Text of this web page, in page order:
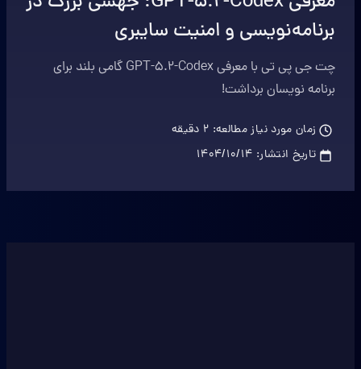
برنامه‌نویسی و امنیت سایبری
چت جی پی تی با معرفی GPT-5.2-Codex گامی بلند برای
برنامه نویسان برداشت!
زمان مورد نیاز مطالعه: 2 دقیقه
تاریخ انتشار: ۱۴۰۴/۱۰/۱۴